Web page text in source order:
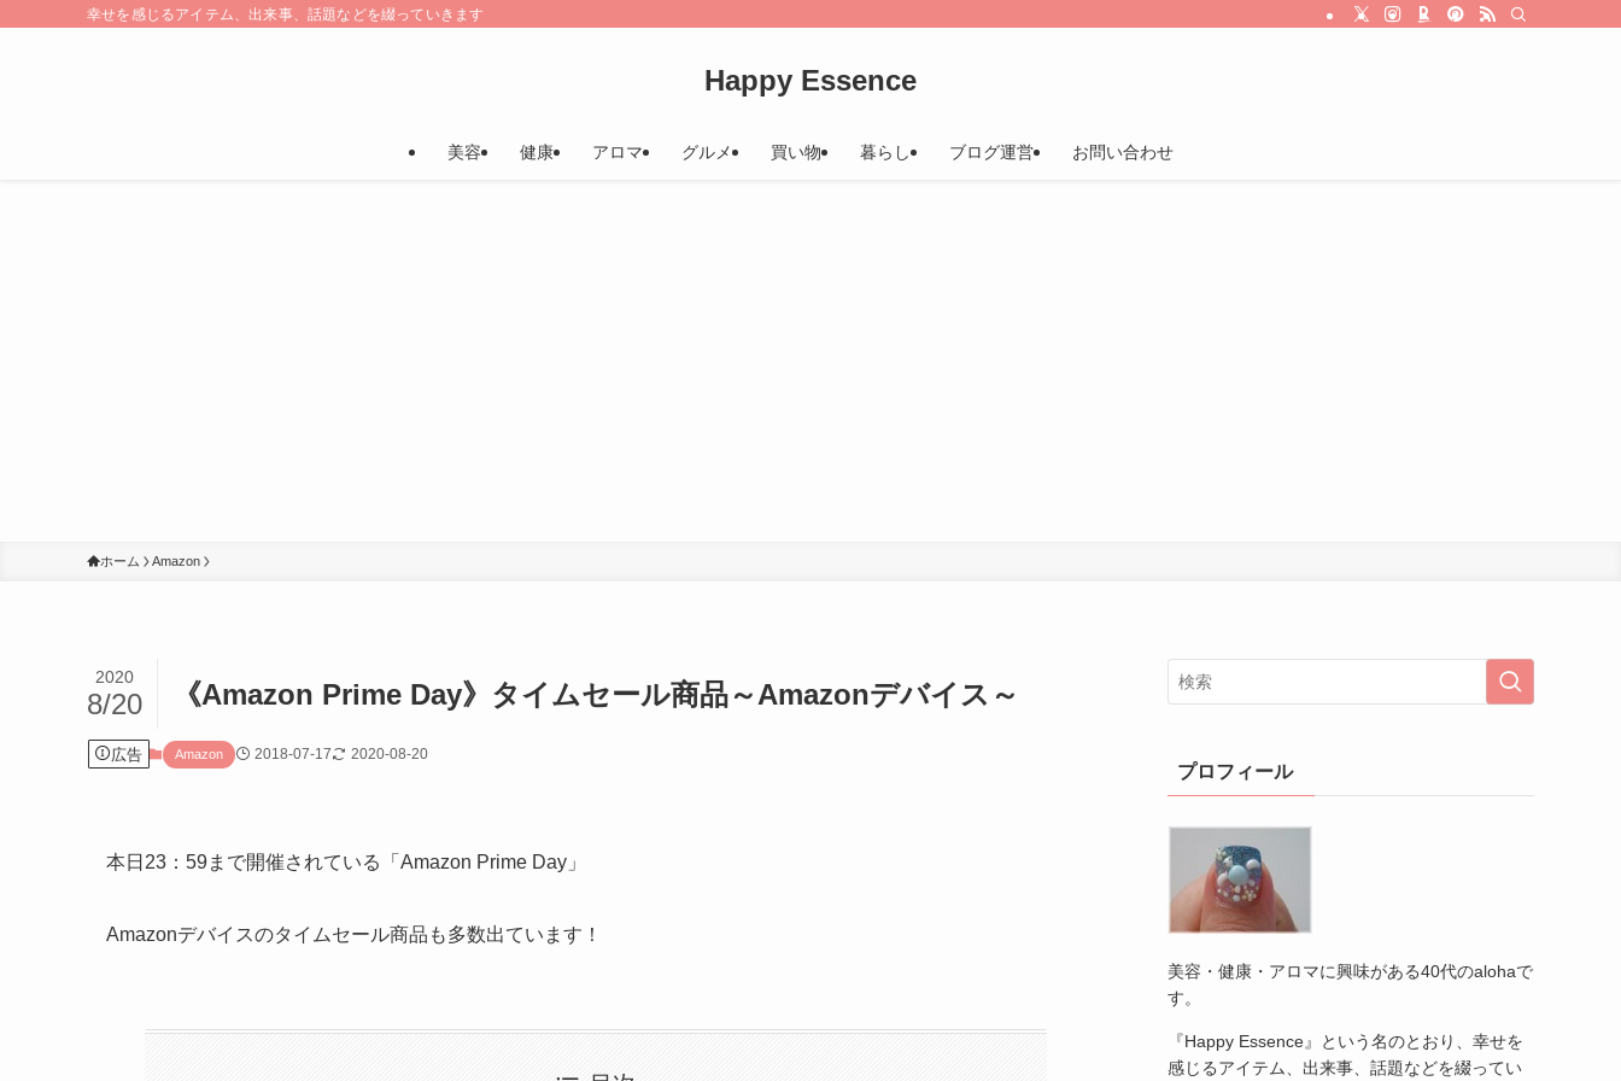
幸せを感じるアイテム、出来事、話題などを綴っていきます
Happy Essence
美容 健康 アロマ グルメ 買い物 暮らし ブログ運営 お問い合わせ
ホーム Amazon
《Amazon Prime Day》タイムセール商品～Amazonデバイス～
2020
8/20
広告 Amazon 2018-07-17 2020-08-20
本日23：59まで開催されている「Amazon Prime Day」
Amazonデバイスのタイムセール商品も多数出ています！
プロフィール
美容・健康・アロマに興味がある40代のalohaで
す。
『Happy Essence』という名のとおり、幸せを
感じるアイテム、出来事、話題などを綴ってい